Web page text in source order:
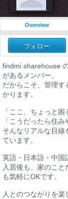
Overview
フォロー
findmi sharehouse
があるメンバー。
だからこそ、管理す
かります。
「ここ、ちょっと困
「こうだったら住み
そんなリアルな目線
ています。
英語・日本語・中国
入居後も、家のこ
も気軽にOKです。
人とのつながりを